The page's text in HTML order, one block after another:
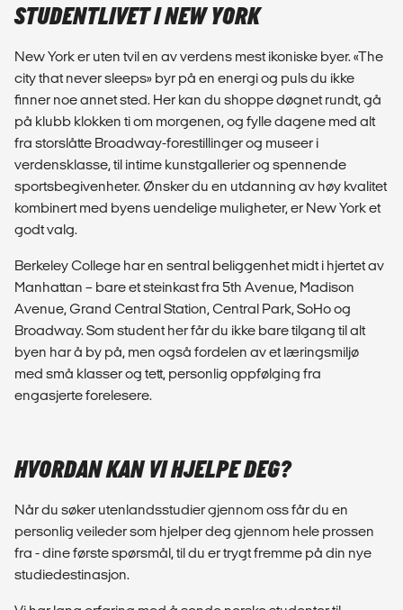
STUDENTLIVET I NEW YORK
New York er uten tvil en av verdens mest ikoniske byer. «The
city that never sleeps» byr på en energi og puls du ikke
finner noe annet sted. Her kan du shoppe døgnet rundt, gå
på klubb klokken ti om morgenen, og fylle dagene med alt
fra storslåtte Broadway-forestillinger og museer i
verdensklasse, til intime kunstgallerier og spennende
sportsbegivenheter. Ønsker du en utdanning av høy kvalitet
kombinert med byens uendelige muligheter, er New York et
godt valg.
Berkeley College har en sentral beliggenhet midt i hjertet av
Manhattan – bare et steinkast fra 5th Avenue, Madison
Avenue, Grand Central Station, Central Park, SoHo og
Broadway. Som student her får du ikke bare tilgang til alt
byen har å by på, men også fordelen av et læringsmiljø
med små klasser og tett, personlig oppfølging fra
engasjerte forelesere.
HVORDAN KAN VI HJELPE DEG?
Når du søker utenlandsstudier gjennom oss får du en
personlig veileder som hjelper deg gjennom hele prossen
fra - dine første spørsmål, til du er trygt fremme på din nye
studiedestinasjon.